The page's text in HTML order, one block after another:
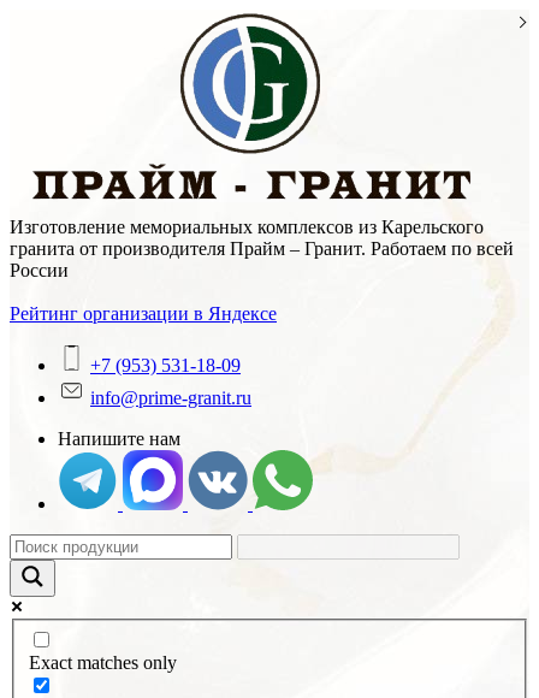
Изготовление мемориальных комплексов из Карельского
гранита от производителя Прайм – Гранит. Работаем по всей
России
Рейтинг организации в Яндексе
+7 (953) 531-18-09
info@prime-granit.ru
Напишите нам
Exact matches only